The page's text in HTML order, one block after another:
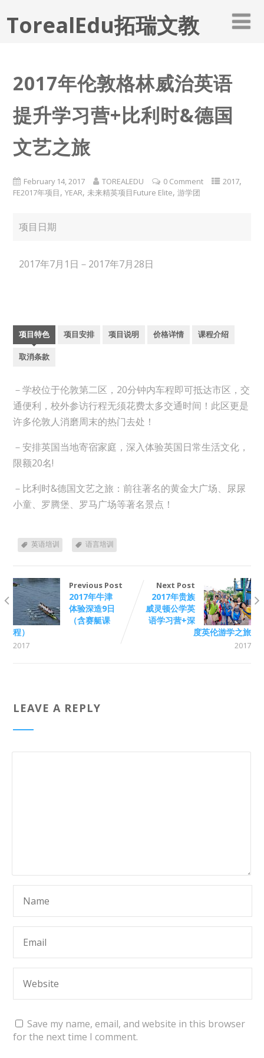
TorealEdu拓瑞文教
2017年伦敦格林威治英语
提升学习营+比利时&德国
文艺之旅
February 14, 2017 TOREALEDU 0 Comment 2017,
FE2017年项目, YEAR, 未来精英项目Future Elite, 游学团
项目日期
2017年7月1日－2017年7月28日
项目特色 项目安排 项目说明 价格详情 课程介绍
取消条款
－学校位于伦敦第二区，20分钟内车程即可抵达市区，交
通便利，校外参访行程无须花费太多交通时间！此区更是
许多伦敦人消磨周末的热门去处！
－安排英国当地寄宿家庭，深入体验英国日常生活文化，
限额20名!
－比利时&德国文艺之旅：前往著名的黄金大广场、尿尿
小童、罗腾堡、罗马广场等著名景点！
英语培训 语言培训
Previous Post
2017年牛津
体验深造9日
（含赛艇课
程）
2017
Next Post
2017年贵族
威灵顿公学英
语学习营+深
度英伦游学之旅
2017
LEAVE A REPLY
Save my name, email, and website in this browser
for the next time I comment.